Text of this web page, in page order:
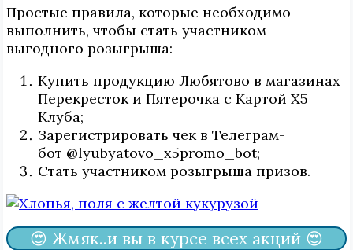
Простые правила, которые необходимо
выполнить, чтобы стать участником
выгодного розыгрыша:
Купить продукцию Любятово в магазинах
Перекресток и Пятерочка с Картой Х5
Клуба;
Зарегистрировать чек в Телеграм-
бот @lyubyatovo_x5promo_bot;
Стать участником розыгрыша призов.
😍 Жмяк..и вы в курсе всех акций 😍